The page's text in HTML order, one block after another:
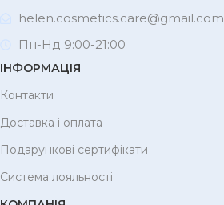
helen.cosmetics.care@gmail.com
Пн-Нд 9:00-21:00
ІНФОРМАЦІЯ
Контакти
Доставка і оплата
Подарункові сертифікати
Система лояльності